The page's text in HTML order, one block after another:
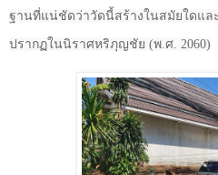
ฐานที่แน่ชัดว่าวัดนี้สร้างในสมัยใดแล
ปรากฏในนิราศหริภุญชัย (พ.ศ. 2060)